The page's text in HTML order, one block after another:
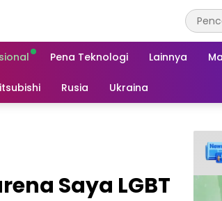
Pena Teknologi Lainnya
Rusia Ukraina
Saya LGBT